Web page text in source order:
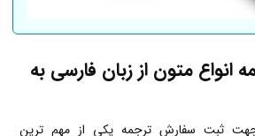
انواع متون از زبان فارسی به
جهت ثبت سفارش ترجمه یکی از مهم ترین